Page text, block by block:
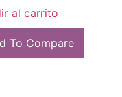
al carrito
To Compare